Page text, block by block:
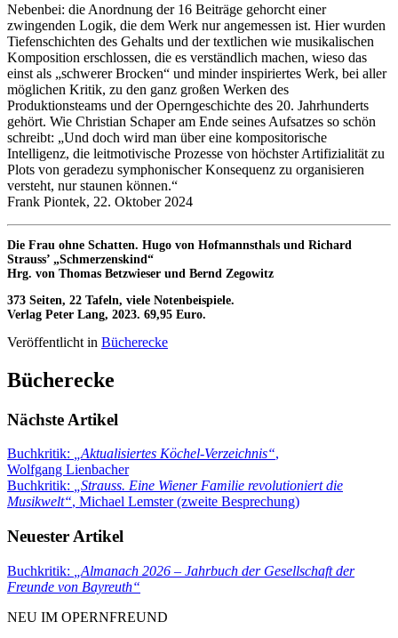
Nebenbei: die Anordnung der 16 Beiträge gehorcht einer
zwingenden Logik, die dem Werk nur angemessen ist. Hier wurden
Tiefenschichten des Gehalts und der textlichen wie musikalischen
Komposition erschlossen, die es verständlich machen, wieso das
einst als „schwerer Brocken“ und minder inspiriertes Werk, bei aller
möglichen Kritik, zu den ganz großen Werken des
Produktionsteams und der Operngeschichte des 20. Jahrhunderts
gehört. Wie Christian Schaper am Ende seines Aufsatzes so schön
schreibt: „Und doch wird man über eine kompositorische
Intelligenz, die leitmotivische Prozesse von höchster Artifizialität zu
Plots von geradezu symphonischer Konsequenz zu organisieren
versteht, nur staunen können.“
Frank Piontek, 22. Oktober 2024
Die Frau ohne Schatten. Hugo von Hofmannsthals und Richard
Strauss’ „Schmerzenskind“
Hrg. von Thomas Betzwieser und Bernd Zegowitz
373 Seiten, 22 Tafeln, viele Notenbeispiele.
Verlag Peter Lang, 2023. 69,95 Euro.
Veröffentlicht in Bücherecke
Bücherecke
Nächste Artikel
Buchkritik: „Aktualisiertes Köchel-Verzeichnis“,
Wolfgang Lienbacher
Buchkritik:
„Strauss. Eine Wiener Familie revolutioniert die
Musikwelt“, Michael Lemster (zweite Besprechung)
Neuester Artikel
Buchkritik: „Almanach 2026 – Jahrbuch der Gesellschaft der
Freunde von Bayreuth“
NEU IM OPERNFREUND